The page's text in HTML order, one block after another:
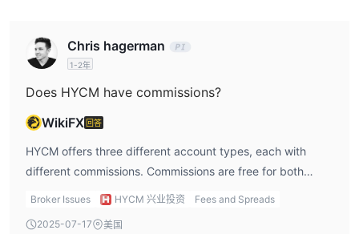
Chris hagerman
1-2年
Does HYCM have commissions?
WikiFX 回答
HYCM offers three different account types, each with
different commissions. Commissions are free for both
Fixed and Classic accounts, and $0 to $5 per round for
Broker Issues HYCM 兴业投资 Fees and Spreads
2025-07-17 美国